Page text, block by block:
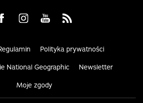
us on Facebook
Visit us on Instagram
Visit us on Youtube
Visit us on Rss
Polityka prywatności
National Geographic Newsletter
Moje zgody